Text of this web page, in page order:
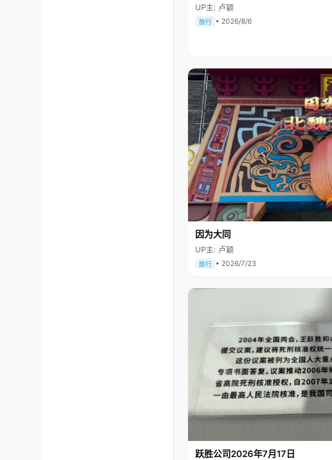
UP主: 卢颖
旅行 • 2026/8/6
因为大同
UP主: 卢颖
旅行 • 2026/7/23
跃胜公司2026年7月17日